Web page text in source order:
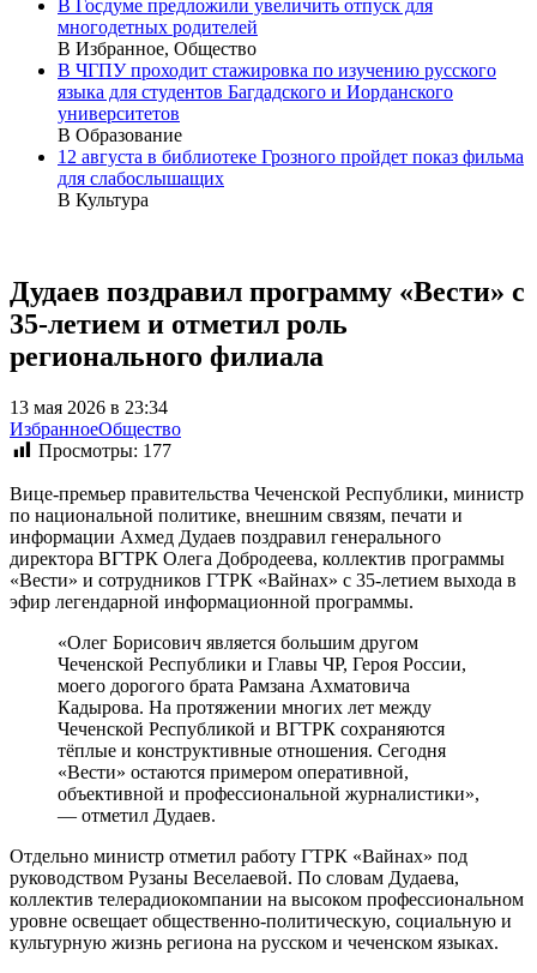
В Госдуме предложили увеличить отпуск для
многодетных родителей
В Избранное, Общество
В ЧГПУ проходит стажировка по изучению русского
языка для студентов Багдадского и Иорданского
университетов
В Образование
12 августа в библиотеке Грозного пройдет показ фильма
для слабослышащих
В Культура
Дудаев поздравил программу «Вести» с
35-летием и отметил роль
регионального филиала
13 мая 2026 в 23:34
ИзбранноеОбщество
Просмотры: 177
Вице-премьер правительства Чеченской Республики, министр
по национальной политике, внешним связям, печати и
информации Ахмед Дудаев поздравил генерального
директора ВГТРК Олега Добродеева, коллектив программы
«Вести» и сотрудников ГТРК «Вайнах» с 35-летием выхода в
эфир легендарной информационной программы.
«Олег Борисович является большим другом
Чеченской Республики и Главы ЧР, Героя России,
моего дорогого брата Рамзана Ахматовича
Кадырова. На протяжении многих лет между
Чеченской Республикой и ВГТРК сохраняются
тёплые и конструктивные отношения. Сегодня
«Вести» остаются примером оперативной,
объективной и профессиональной журналистики»,
— отметил Дудаев.
Отдельно министр отметил работу ГТРК «Вайнах» под
руководством Рузаны Веселаевой. По словам Дудаева,
коллектив телерадиокомпании на высоком профессиональном
уровне освещает общественно-политическую, социальную и
культурную жизнь региона на русском и чеченском языках.